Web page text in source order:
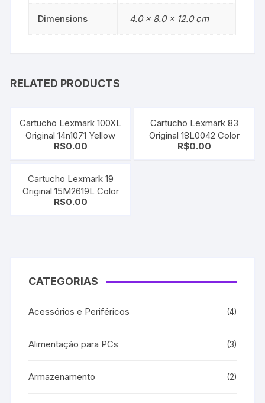
Dimensions 4.0 × 8.0 × 12.0 cm
RELATED PRODUCTS
Cartucho Lexmark 100XL
Original 14n1071 Yellow
R$0.00
Cartucho Lexmark 83
Original 18L0042 Color
R$0.00
Cartucho Lexmark 19
Original 15M2619L Color
R$0.00
CATEGORIAS
Acessórios e Periféricos (4)
Alimentação para PCs (3)
Armazenamento (2)